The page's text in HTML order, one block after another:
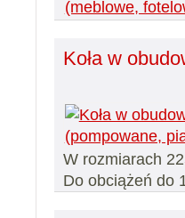
Koła w
W rozmiarach
Do obciążeń do